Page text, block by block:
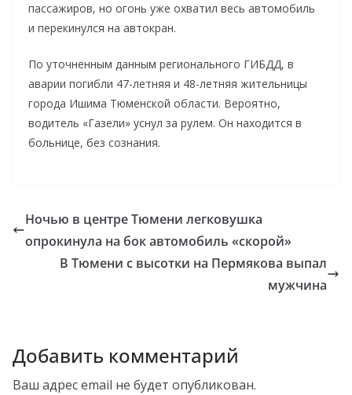
пассажиров, но огонь уже охватил весь автомобиль
и перекинулся на автокран.
По уточненным данным регионального ГИБДД, в
аварии погибли 47-летняя и 48-летняя жительницы
города Ишима Тюменской области. Вероятно,
водитель «Газели» уснул за рулем. Он находится в
больнице, без сознания.
Ночью в центре Тюмени легковушка
опрокинула на бок автомобиль «скорой»
В Тюмени с высотки на Пермякова выпал
мужчина
Добавить комментарий
Ваш адрес email не будет опубликован.